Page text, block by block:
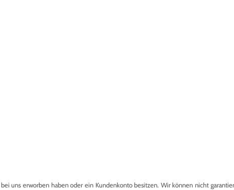
uns erworben haben oder ein Kundenkonto besitzen. Wir können nicht